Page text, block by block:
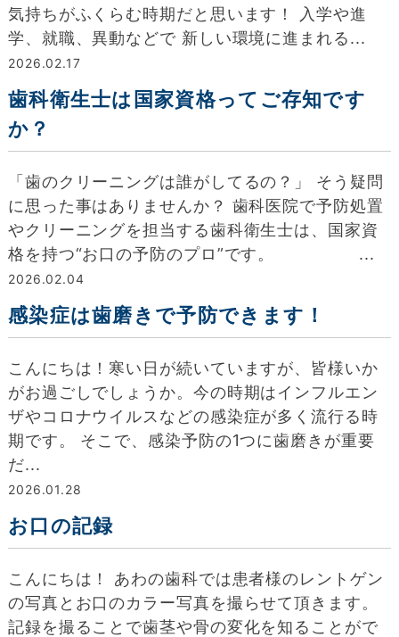
気持ちがふくらむ時期だと思います！ 入学や進
学、就職、異動などで 新しい環境に進まれる...
2026.02.17
歯科衛生士は国家資格ってご存知です
か？
「歯のクリーニングは誰がしてるの？」 そう疑問
に思った事はありませんか？ 歯科医院で予防処置
やクリーニングを担当する歯科衛生士は、国家資
格を持つ“お口の予防のプロ”です。 ...
2026.02.04
感染症は歯磨きで予防できます！
こんにちは！寒い日が続いていますが、皆様いか
がお過ごしでしょうか。今の時期はインフルエン
ザやコロナウイルスなどの感染症が多く流行る時
期です。 そこで、感染予防の1つに歯磨きが重要
だ...
2026.01.28
お口の記録
こんにちは！ あわの歯科では患者様のレントゲン
の写真とお口のカラー写真を撮らせて頂きます。
記録を撮ることで歯茎や骨の変化を知ることがで